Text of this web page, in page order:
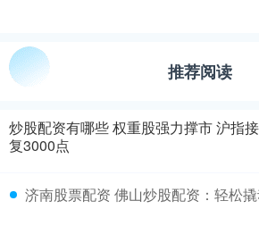
推荐阅读
炒股配资有哪些 权重股强力撑市 沪指
复3000点
济南股票配资 佛山炒股配资：轻松